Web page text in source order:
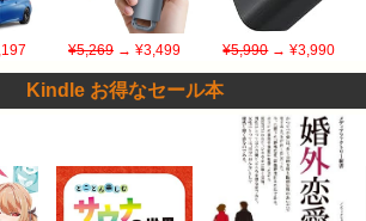
¥5,269→ ¥3,499 ¥5,990→ ¥3,990
Kindle お得なセール本